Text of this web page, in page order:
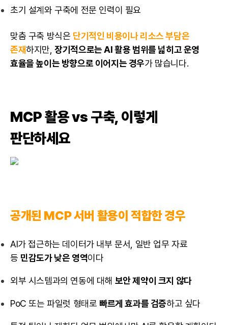
초기 설계와 구축에 전문 인력이 필요
맞춤 구축 방식은 단기적인 비용이나 리소스 부담은
존재하지만,장기적으로는 AI 활용 범위를 넓히고 운영
효율을 높이는 방향으로 이어지는 경우가 많습니다.
MCP 활용 vs 구축, 이렇게
판단하세요
공개된 MCP 서버 활용이 적합한 경우
AI가 접근하는 데이터가 내부 문서, 일반 업무 자료
등 민감도가 낮은 영역이다
외부 시스템과의 연동에 대해 보안 제약이 크지 않다
PoC 또는 파일럿 형태로 빠르게 효과를 검증하고 싶다